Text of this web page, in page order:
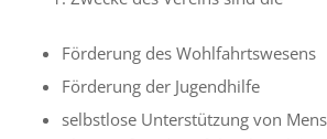
Förderung des Wohlfahrtswesens
Förderung der Jugendhilfe
selbstlose Unterstützung von